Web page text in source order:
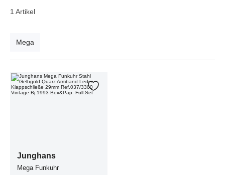
1 Artikel
Mega
Junghans
Mega Funkuhr
Zur Wunschliste hinzufügen
Junghans Mega Funkuhr Stahl Gelbgold Quarz Armband Leder